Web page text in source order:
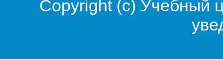
Copyright (c) Учебный